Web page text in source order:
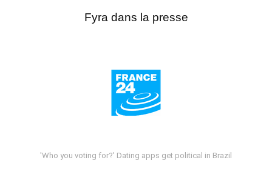
Fyra dans la presse
'Who you voting for?' Dating apps get political in Brazil